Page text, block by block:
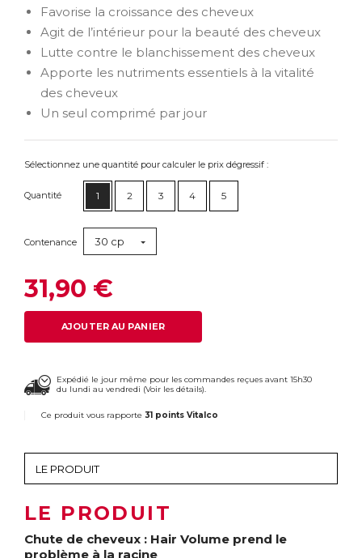
Favorise la croissance des cheveux
Agit de l’intérieur pour la beauté des cheveux
Lutte contre le blanchissement des cheveux
Apporte les nutriments essentiels à la vitalité
des cheveux
Un seul comprimé par jour
Sélectionnez une quantité pour calculer le prix dégressif :
Quantité 1 2 3 4 5
Contenance 30 cp
31,90 €
AJOUTER AU PANIER
Expédié le jour même pour les commandes reçues avant 15h30
du lundi au vendredi (Voir les détails).
Ce produit vous rapporte 31 points Vitalco
LE PRODUIT
Chute de cheveux : Hair Volume prend le
problème à la racine